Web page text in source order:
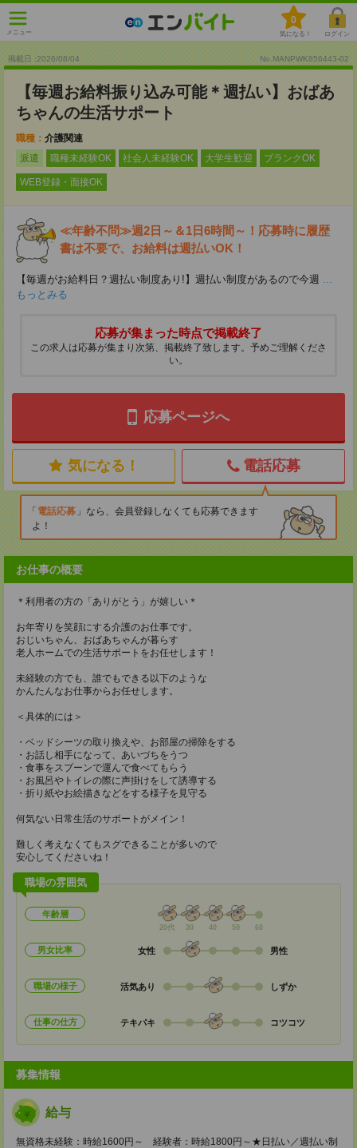
メニュー
0
気になる！ ログイン
掲載日 :2026/08/04 No.MANPWK856443-02
【毎週お給料振り込み可能＊週払い】おばあ
ちゃんの生活サポート
職種： 介護関連
派遣
職種未経験OK 社会人未経験OK 大学生歓迎 ブランクOK
WEB登録・面接OK
≪年齢不問≫週2日～＆1日6時間～！応募時に履歴
書は不要で、お給料は週払いOK！
【毎週がお給料日？週払い制度あり!】週払い制度があるので今週 ...
もっとみる
応募が集まった時点で掲載終了
この求人は応募が集まり次第、掲載終了致します。予めご理解くださ
い。
応募ページへ
気になる！ 電話応募
電話応募
なら、会員登録しなくても応募できます
よ！
お仕事の概要
＊利用者の方の「ありがとう」が嬉しい＊
お年寄りを笑顔にする介護のお仕事です。
おじいちゃん、おばあちゃんが暮らす
老人ホームでの生活サポートをお任せします！
未経験の方でも、誰でもできる以下のような
かんたんなお仕事からお任せします。
＜具体的には＞
・ベッドシーツの取り換えや、お部屋の掃除をする
・お話し相手になって、あいづちをうつ
・食事をスプーンで運んで食べてもらう
・お風呂やトイレの際に声掛けをして誘導する
・折り紙やお絵描きなどをする様子を見守る
何気ない日常生活のサポートがメイン！
難しく考えなくてもスグできることが多いので
安心してくださいね！
職場の雰囲気
年齢層
20代 30 40 50 60
男女比率 女性 男性
職場の様子 活気あり しずか
仕事の仕方 テキパキ コツコツ
募集情報
給与
無資格未経験：時給1600円～ 経験者：時給1800円～★日払い／週払い制